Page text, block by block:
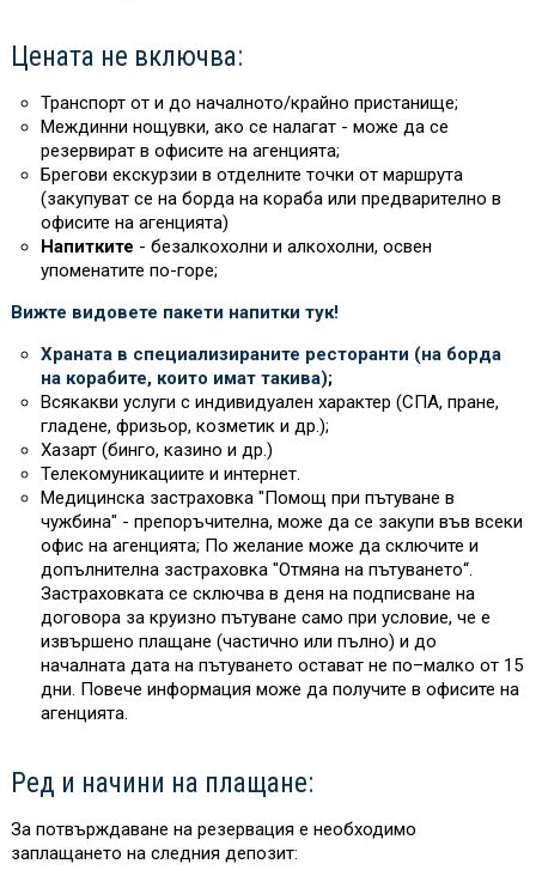
Цената не включва:
Транспорт от и до началното/крайно пристанище;
Междинни нощувки, ако се налагат - може да се
резервират в офисите на агенцията;
Брегови екскурзии в отделните точки от маршрута
(закупуват се на борда на кораба или предварително в
офисите на агенцията)
Напитките - безалкохолни и алкохолни, освен
упоменатите по-горе;
Вижте видовете пакети напитки тук!
Храната в специализираните ресторанти (на борда
на корабите, които имат такива);
Всякакви услуги с индивидуален характер (СПА, пране,
гладене, фризьор, козметик и др.);
Хазарт (бинго, казино и др.)
Телекомуникациите и интернет.
Медицинска застраховка "Помощ при пътуване в
чужбина" - препоръчителна, може да се закупи във всеки
офис на агенцията; По желание може да сключите и
допълнителна застраховка "Отмяна на пътуването“.
Застраховката се сключва в деня на подписване на
договора за круизно пътуване само при условие, че е
извършено плащане (частично или пълно) и до
началната дата на пътуването остават не по–малко от 15
дни. Повече информация може да получите в офисите на
агенцията.
Ред и начини на плащане:
За потвърждаване на резервация е необходимо
заплащането на следния депозит: